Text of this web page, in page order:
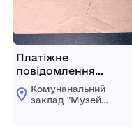
Платіжне
повідомлення
Михайлику К.Д.
Комунанальний
заклад "Музей